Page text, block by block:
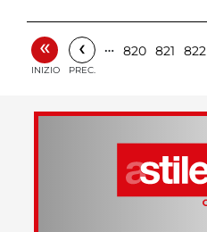
«
INIZIO
‹
PREC.
… 820 821 822